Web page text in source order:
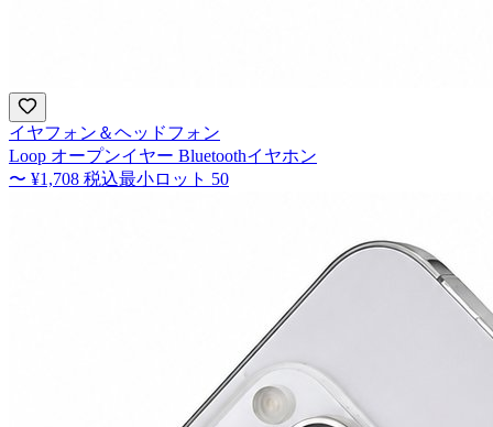
イヤフォン＆ヘッドフォン
Loop オープンイヤー Bluetoothイヤホン
〜 ¥1,708 税込最小ロット 50